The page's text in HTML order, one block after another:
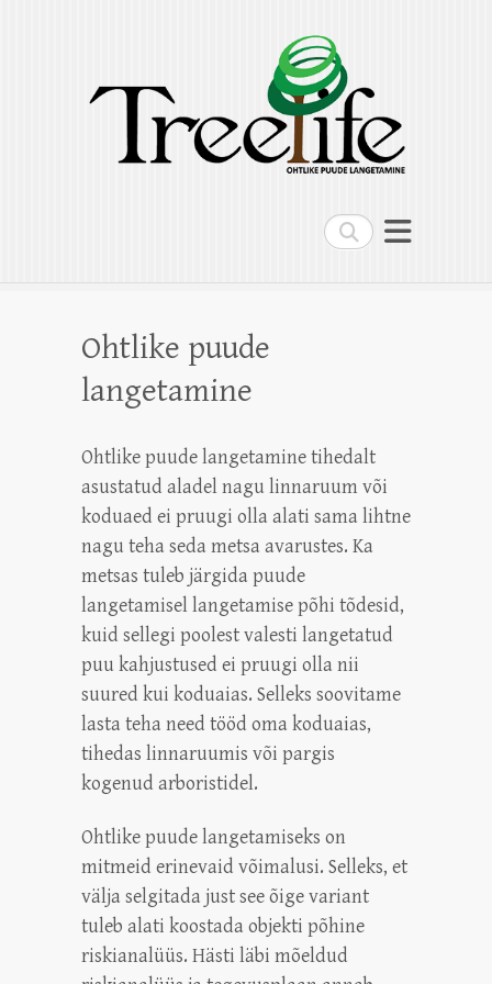
Search
Treelife OÜ
Ohtlike puude langetamine, puude
hoolduslõikus, kändude freesimine,
Ohtlike puude
langetamine
Ohtlike puude langetamine tihedalt
asustatud aladel nagu linnaruum või
koduaed ei pruugi olla alati sama lihtne
nagu teha seda metsa avarustes. Ka
metsas tuleb järgida puude
langetamisel langetamise põhi tõdesid,
kuid sellegi poolest valesti langetatud
puu kahjustused ei pruugi olla nii
suured kui koduaias. Selleks soovitame
lasta teha need tööd oma koduaias,
tihedas linnaruumis või pargis
kogenud arboristidel.
Ohtlike puude langetamiseks on
mitmeid erinevaid võimalusi. Selleks, et
välja selgitada just see õige variant
tuleb alati koostada objekti põhine
riskianalüüs. Hästi läbi mõeldud